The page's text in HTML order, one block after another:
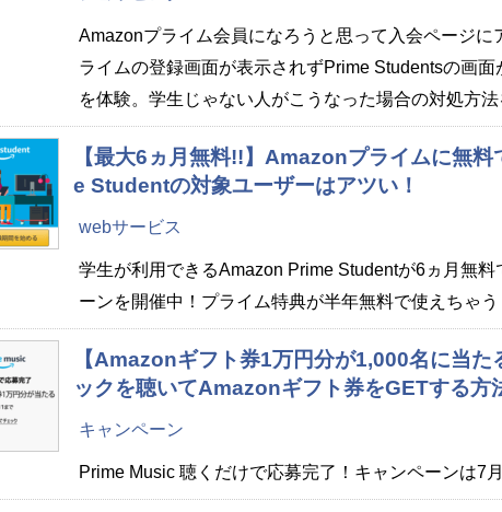
Amazonプライム会員になろうと思って入会ページ
ライムの登録画面が表示されずPrime Studentsの画
を体験。学生じゃない人がこうなった場合の対処方法
【最大6ヵ月無料!!】Amazonプライムに無
e Studentの対象ユーザーはアツい！
webサービス
学生が利用できるAmazon Prime Studentが6ヵ月無
ーンを開催中！プライム特典が半年無料で使えちゃう
【Amazonギフト券1万円分が1,000名に当た
ックを聴いてAmazonギフト券をGETする方
キャンペーン
Prime Music 聴くだけで応募完了！キャンペーンは7